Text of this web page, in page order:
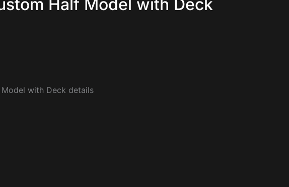
Half Model with Deck
Model with Deck details